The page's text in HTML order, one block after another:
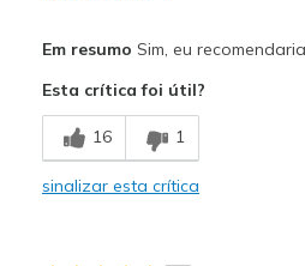
Comfortable
Sizing Feels true to
Em resumo Sim, eu
Esta crítica foi útil?
16 1
sinalizar esta crítica